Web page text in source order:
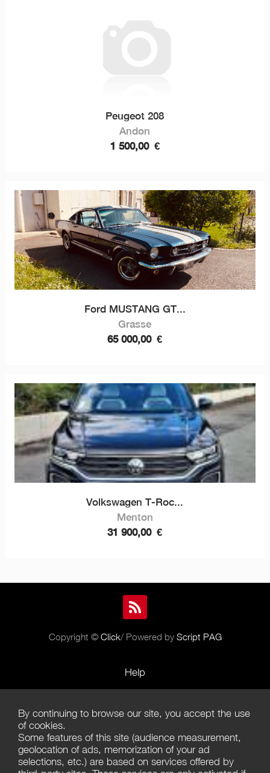
Peugeot 208
Andon
1 500,00 €
Ford MUSTANG GT...
Grasse
65 000,00 €
Volkswagen T-Roc...
Menton
31 900,00 €
Copyright © Click/ Powered by Script PAG
Help
Terms of Use
Terms of Sales
Privacy Policy
By continuing to browse our site, you accept the use
of cookies.
Some features of this site (audience measurement,
geolocation of ads, memorization of your ad
selections, etc.) are based on services offered by